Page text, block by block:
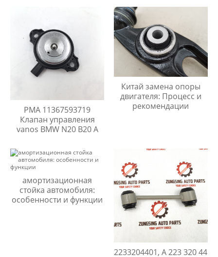
PMA 11367593719
Клапан управления
vanos BMW N20 B20 A
Китай замена опоры
двигателя: Процесс и
рекомендации
амортизационная
стойка автомобиля:
особенности и функции
2233204401, A 223 320 44